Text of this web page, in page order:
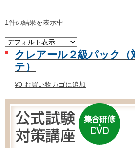
1件の結果を表示中
クレアール２級パック（
テ）
¥0 お買い物カゴに追加